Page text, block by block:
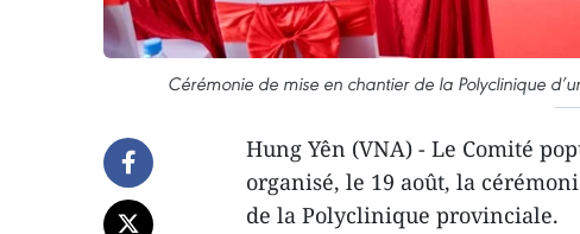
Cérémonie de mise en chantier de la Polyclinique
Hung Yên (VNA) - Le Comité
organisé, le 19 août, la
de la Polyclinique provinciale.